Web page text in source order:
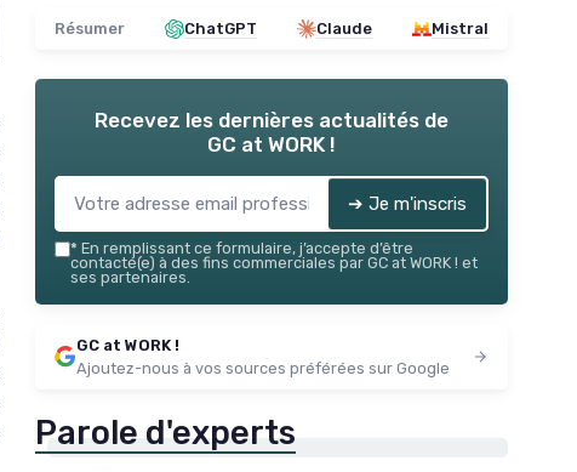
Résumer ChatGPT Claude Mistral
Recevez les dernières actualités de
GC at WORK !
➔ Je m'inscris
* En remplissant ce formulaire, j’accepte d’être
contacté(e) à des fins commerciales par GC at WORK ! et
ses partenaires.
GC at WORK !
Ajoutez-nous à vos sources préférées sur Google
Parole d'experts